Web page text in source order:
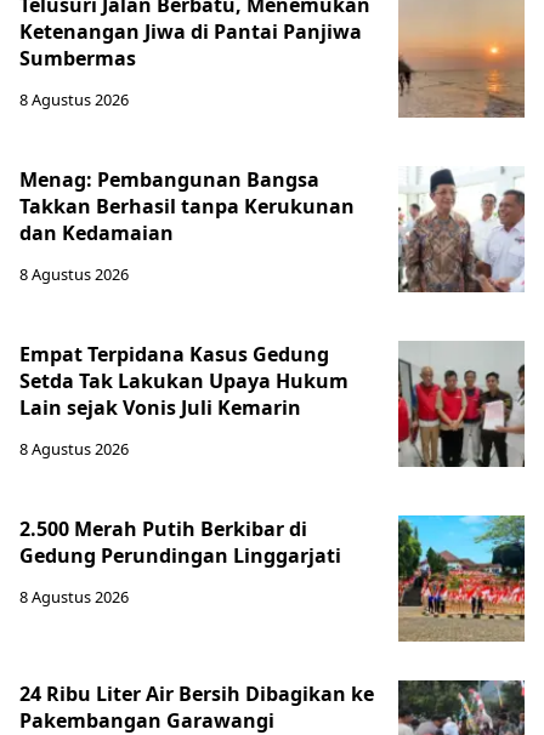
Ketenangan Jiwa di Pantai Panjiwa
Sumbermas
8 Agustus 2026
Menag: Pembangunan Bangsa
Takkan Berhasil tanpa Kerukunan
dan Kedamaian
8 Agustus 2026
Empat Terpidana Kasus Gedung
Setda Tak Lakukan Upaya Hukum
Lain sejak Vonis Juli Kemarin
8 Agustus 2026
2.500 Merah Putih Berkibar di
Gedung Perundingan Linggarjati
8 Agustus 2026
24 Ribu Liter Air Bersih Dibagikan ke
Pakembangan Garawangi